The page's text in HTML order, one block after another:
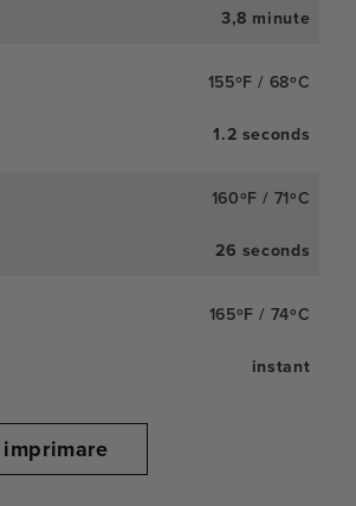
3,8 minute
155ºF / 68ºC
1.2 seconds
160ºF / 71ºC
26 seconds
165ºF / 74ºC
instant